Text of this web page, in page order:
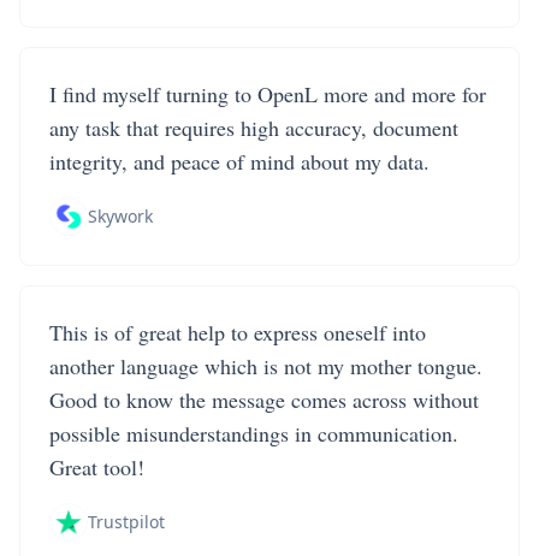
I find myself turning to OpenL more and more for
any task that requires high accuracy, document
integrity, and peace of mind about my data.
Skywork
This is of great help to express oneself into
another language which is not my mother tongue.
Good to know the message comes across without
possible misunderstandings in communication.
Great tool!
Trustpilot